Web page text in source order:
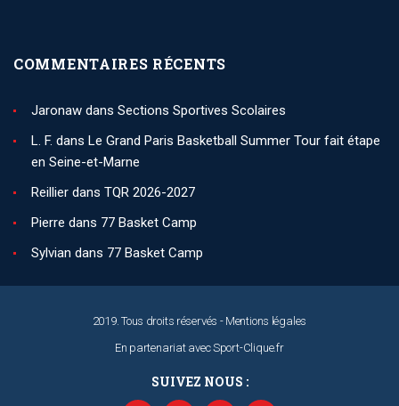
COMMENTAIRES RÉCENTS
Jaronaw dans Sections Sportives Scolaires
L. F. dans Le Grand Paris Basketball Summer Tour fait étape
en Seine-et-Marne
Reillier dans TQR 2026-2027
Pierre dans 77 Basket Camp
Sylvian dans 77 Basket Camp
2019. Tous droits réservés - Mentions légales
En partenariat avecSport-Clique.fr
SUIVEZ NOUS :